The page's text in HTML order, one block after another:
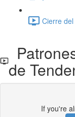
Cierre
de
If you're